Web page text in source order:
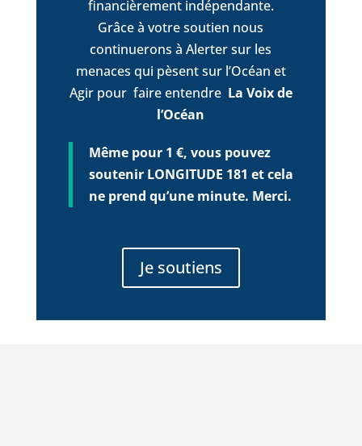
financièrement indépendante.
Grâce à votre soutien nous
continuerons à Alerter sur les
menaces qui pèsent sur l’Océan et
Agir pour faire entendre La Voix de
l’Océan
Même pour 1 €, vous pouvez
soutenir LONGITUDE 181 et cela
ne prend qu’une minute. Merci.
Je soutiens